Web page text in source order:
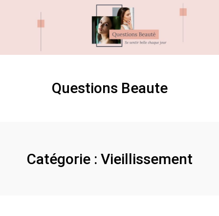
Questions Beaute
Catégorie : Vieillissement